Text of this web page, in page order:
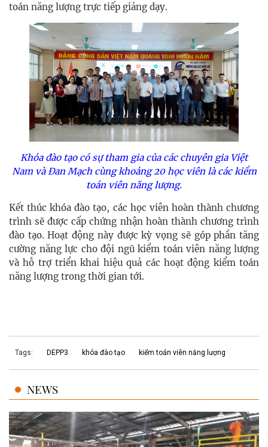
toán năng lượng trực tiếp giảng dạy.
Khóa đào tạo có sự tham gia của các chuyên gia Việt
Nam và Đan Mạch cùng khoảng 20 học viên là các kiểm
toán viên năng lượng.
Kết thúc khóa đào tạo, các học viên hoàn thành chương
trình sẽ được cấp chứng nhận hoàn thành chương trình
đào tạo. Hoạt động này được kỳ vọng sẽ góp phần tăng
cường năng lực cho đội ngũ kiểm toán viên năng lượng
và hỗ trợ triển khai hiệu quả các hoạt động kiểm toán
năng lượng trong thời gian tới.
Tags: DEPP3 khóa đào tạo kiểm toán viên năng lượng
NEWS